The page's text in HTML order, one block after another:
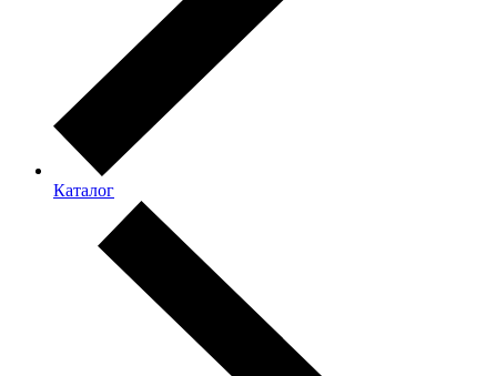
Каталог